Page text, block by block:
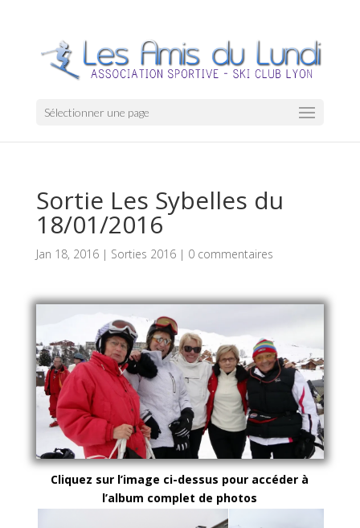
Sélectionner une page
Sortie Les Sybelles du
18/01/2016
Jan 18, 2016| Sorties 2016| 0 commentaires
Cliquez sur l’image ci-dessus pour accéder à
l’album complet de photos